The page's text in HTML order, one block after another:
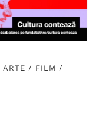
ARTE / FILM /